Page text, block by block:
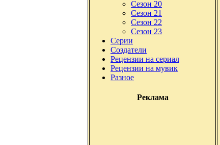
Сезон 20
Сезон 21
Сезон 22
Сезон 23
Серии
Создатели
Рецензии на сериал
Рецензии на мувик
Разное
Реклама